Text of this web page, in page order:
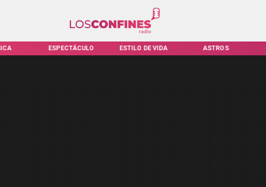
ESPECTÁCULO ESTILO DE VIDA ASTROS